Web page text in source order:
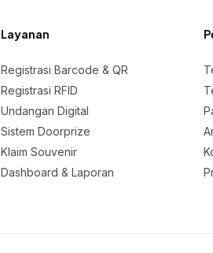
Layanan
Registrasi Barcode & QR
Registrasi RFID
Undangan Digital
Sistem Doorprize
Klaim Souvenir
Dashboard & Laporan